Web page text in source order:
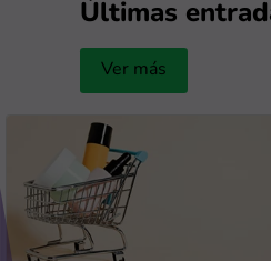
Últimas
Ver más